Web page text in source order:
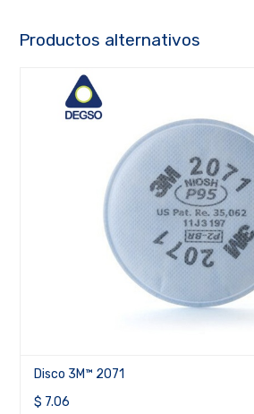
Productos alternativos
Disco 3M™ 2078